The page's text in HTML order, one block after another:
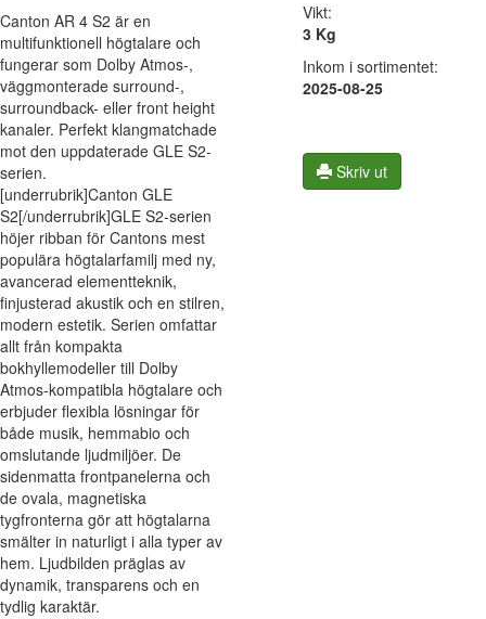
Canton AR 4 S2 är en
multifunktionell högtalare och
fungerar som Dolby Atmos-,
väggmonterade surround-,
surroundback- eller front height
kanaler. Perfekt klangmatchade
mot den uppdaterade GLE S2-
serien.
[underrubrik]Canton GLE
S2[/underrubrik]GLE S2-serien
höjer ribban för Cantons mest
populära högtalarfamilj med ny,
avancerad elementteknik,
finjusterad akustik och en stilren,
modern estetik. Serien omfattar
allt från kompakta
bokhyllemodeller till Dolby
Atmos-kompatibla högtalare och
erbjuder flexibla lösningar för
både musik, hemmabio och
omslutande ljudmiljöer. De
sidenmatta frontpanelerna och
de ovala, magnetiska
tygfronterna gör att högtalarna
smälter in naturligt i alla typer av
hem. Ljudbilden präglas av
dynamik, transparens och en
tydlig karaktär.
Vikt:
3 Kg
Inkom i sortimentet:
2025-08-25
Skriv ut